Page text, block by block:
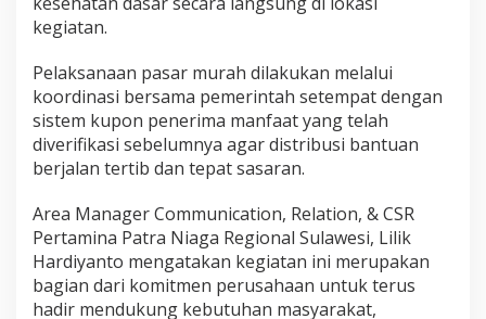
B
s
u
s
d
u
n
t
u
k
W
kegiatan.
Pelaksanaan pasar murah dilakukan melalui
koordinasi bersama pemerintah setempat dengan
sistem kupon penerima manfaat yang telah
diverifikasi sebelumnya agar distribusi bantuan
berjalan tertib dan tepat sasaran.
Area Manager Communication, Relation, & CSR
Pertamina Patra Niaga Regional Sulawesi, Lilik
Hardiyanto mengatakan kegiatan ini merupakan
bagian dari komitmen perusahaan untuk terus
hadir mendukung kebutuhan masyarakat,